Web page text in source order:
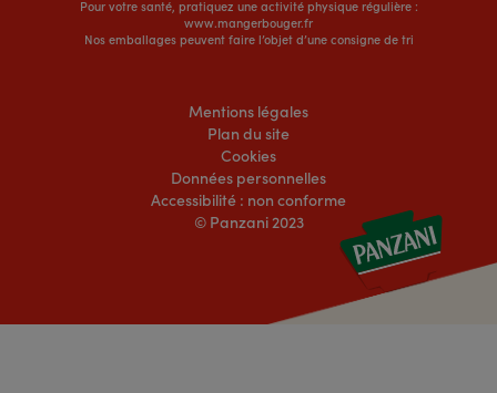
Pour votre santé, pratiquez une activité physique régulière :
www.mangerbouger.fr
Nos emballages peuvent faire l’objet d’une consigne de tri
Mentions légales
Plan du site
Cookies
Données personnelles
Accessibilité : non conforme
© Panzani 2023